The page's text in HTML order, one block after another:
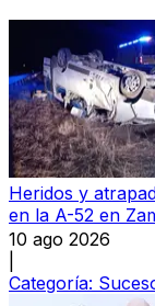
Heridos y
en la A-52 en
10 ago 2026
Categoría: